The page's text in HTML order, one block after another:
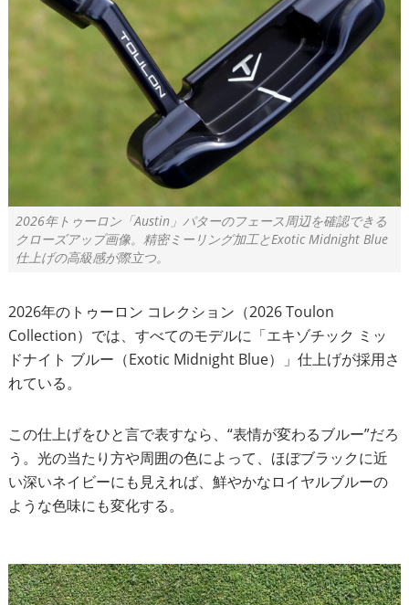
2026年トゥーロン「Austin」パターのフェース周辺を確認できる
クローズアップ画像。精密ミーリング加工とExotic Midnight Blue
仕上げの高級感が際立つ。
2026年のトゥーロン コレクション（2026 Toulon
Collection）では、すべてのモデルに「エキゾチック ミッ
ドナイト ブルー（Exotic Midnight Blue）」仕上げが採用さ
れている。
この仕上げをひと言で表すなら、“表情が変わるブルー”だろ
う。光の当たり方や周囲の色によって、ほぼブラックに近
い深いネイビーにも見えれば、鮮やかなロイヤルブルーの
ような色味にも変化する。